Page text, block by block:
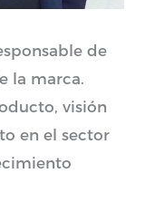
de
la marca.
visión
en el sector